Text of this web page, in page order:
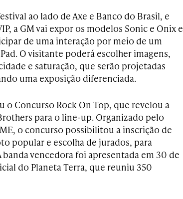
ao lado de Axe e Banco do Brasil, e
a GM vai expor os modelos Sonic e Onix e
de uma interação por meio de um
O visitante poderá escolher imagens,
e saturação, que serão projetadas
uma exposição diferenciada.
o Concurso Rock On Top, que revelou a
para o line-up. Organizado pelo
o concurso possibilitou a inscrição de
popular e escolha de jurados, para
vencedora foi apresentada em 30 de
do Planeta Terra, que reuniu 350